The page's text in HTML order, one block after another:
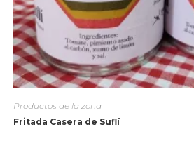
Productos de la zona
Fritada Casera de Suflí